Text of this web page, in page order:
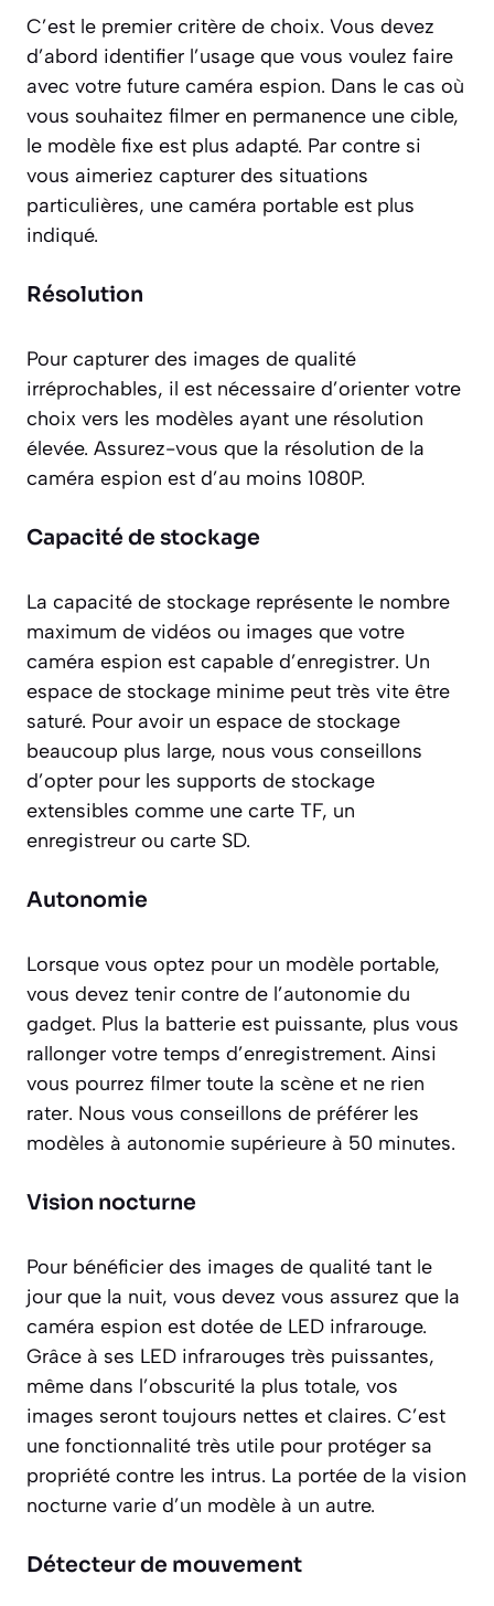
C’est le premier critère de choix. Vous devez
d’abord identifier l’usage que vous voulez faire
avec votre future caméra espion. Dans le cas où
vous souhaitez filmer en permanence une cible,
le modèle fixe est plus adapté. Par contre si
vous aimeriez capturer des situations
particulières, une caméra portable est plus
indiqué.
Résolution
Pour capturer des images de qualité
irréprochables, il est nécessaire d’orienter votre
choix vers les modèles ayant une résolution
élevée. Assurez-vous que la résolution de la
caméra espion est d’au moins 1080P.
Capacité de stockage
La capacité de stockage représente le nombre
maximum de vidéos ou images que votre
caméra espion est capable d’enregistrer. Un
espace de stockage minime peut très vite être
saturé. Pour avoir un espace de stockage
beaucoup plus large, nous vous conseillons
d’opter pour les supports de stockage
extensibles comme une carte TF, un
enregistreur ou carte SD.
Autonomie
Lorsque vous optez pour un modèle portable,
vous devez tenir contre de l’autonomie du
gadget. Plus la batterie est puissante, plus vous
rallonger votre temps d’enregistrement. Ainsi
vous pourrez filmer toute la scène et ne rien
rater. Nous vous conseillons de préférer les
modèles à autonomie supérieure à 50 minutes.
Vision nocturne
Pour bénéficier des images de qualité tant le
jour que la nuit, vous devez vous assurez que la
caméra espion est dotée de LED infrarouge.
Grâce à ses LED infrarouges très puissantes,
même dans l’obscurité la plus totale, vos
images seront toujours nettes et claires. C’est
une fonctionnalité très utile pour protéger sa
propriété contre les intrus. La portée de la vision
nocturne varie d’un modèle à un autre.
Détecteur de mouvement